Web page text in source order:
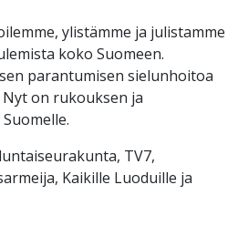
ylistämme ja julistamme
koko Suomeen.
parantumisen sielunhoitoa
on rukouksen ja
TV7,
Kaikille Luoduille ja